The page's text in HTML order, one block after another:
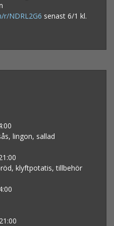
r/NDRL2G6 senast 6/1 kl.
lingon, sallad
klyftpotatis, tillbehör